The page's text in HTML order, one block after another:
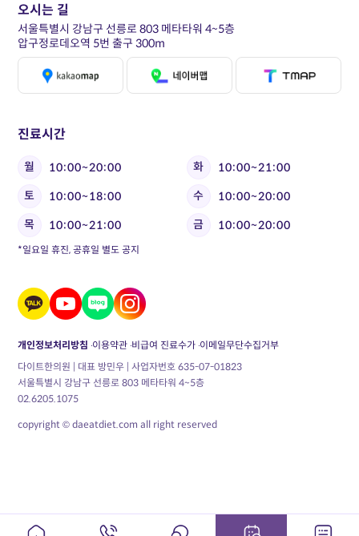
진료시간
월 10:00~20:00 화
10:00~21:00
토
10:00~18:00 수
10:00~20:00
목
10:00~21:00 금 10:00~20:00
*일요일 휴진, 공휴일 별도 공지
오시는 길
서울특별시 강남구 선릉로 803 메타타워 4~5층
압구정로데오역 5번 출구 300m
개인정보처리방침 이용약관 비급여 진료수가 이메일무단수집거부
다이트한의원 | 대표 방민우 | 사업자번호 635-07-01823
서울특별시 강남구 선릉로 803 메타타워 4~5층
02.6205.1075
copyright © daeatdiet.com all right reserved